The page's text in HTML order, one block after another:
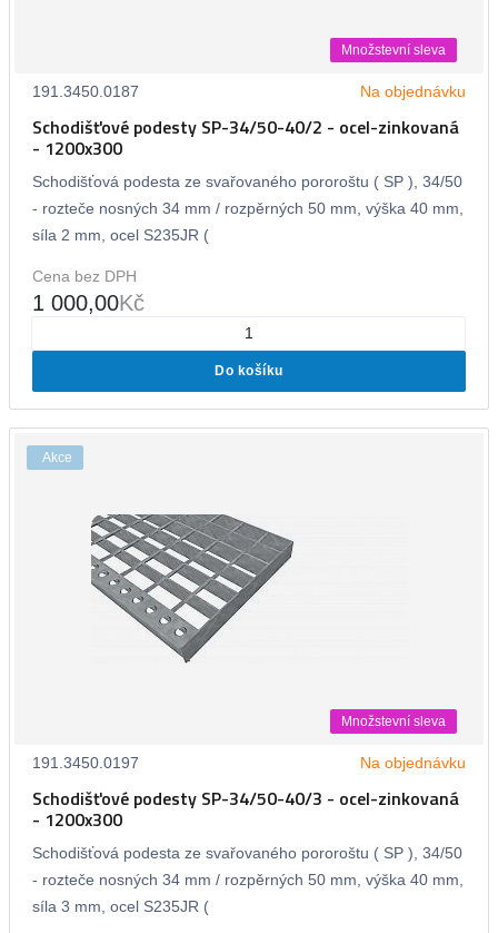
Množstevní sleva
191.3450.0187 Na objednávku
Schodišťové podesty SP-34/50-40/2 - ocel-zinkovaná
- 1200x300
Schodišťová podesta ze svařovaného pororoštu ( SP ), 34/50
- rozteče nosných 34 mm / rozpěrných 50 mm, výška 40 mm,
síla 2 mm, ocel S235JR (
Cena bez DPH
1 000,00Kč
Do košíku
Akce
Množstevní sleva
191.3450.0197 Na objednávku
Schodišťové podesty SP-34/50-40/3 - ocel-zinkovaná
- 1200x300
Schodišťová podesta ze svařovaného pororoštu ( SP ), 34/50
- rozteče nosných 34 mm / rozpěrných 50 mm, výška 40 mm,
síla 3 mm, ocel S235JR (